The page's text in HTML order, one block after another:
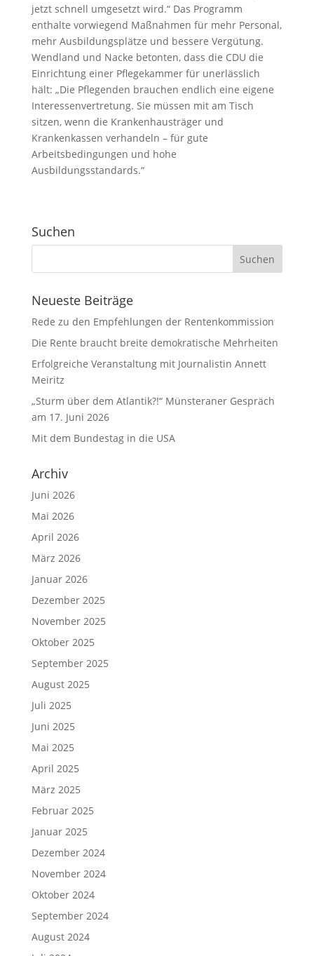
jetzt schnell umgesetzt wird.“ Das Programm
enthalte vorwiegend Maßnahmen für mehr Personal,
mehr Ausbildungsplätze und bessere Vergütung.
Wendland und Nacke betonten, dass die CDU die
Einrichtung einer Pflegekammer für unerlässlich
hält: „Die Pflegenden brauchen endlich eine eigene
Interessenvertretung. Sie müssen mit am Tisch
sitzen, wenn die Krankenhausträger und
Krankenkassen verhandeln – für gute
Arbeitsbedingungen und hohe
Ausbildungsstandards.“
Suchen
Neueste Beiträge
Rede zu den Empfehlungen der Rentenkommission
Die Rente braucht breite demokratische Mehrheiten
Erfolgreiche Veranstaltung mit Journalistin Annett
Meiritz
„Sturm über dem Atlantik?!“ Münsteraner Gespräch
am 17. Juni 2026
Mit dem Bundestag in die USA
Archiv
Juni 2026
Mai 2026
April 2026
März 2026
Januar 2026
Dezember 2025
November 2025
Oktober 2025
September 2025
August 2025
Juli 2025
Juni 2025
Mai 2025
April 2025
März 2025
Februar 2025
Januar 2025
Dezember 2024
November 2024
Oktober 2024
September 2024
August 2024